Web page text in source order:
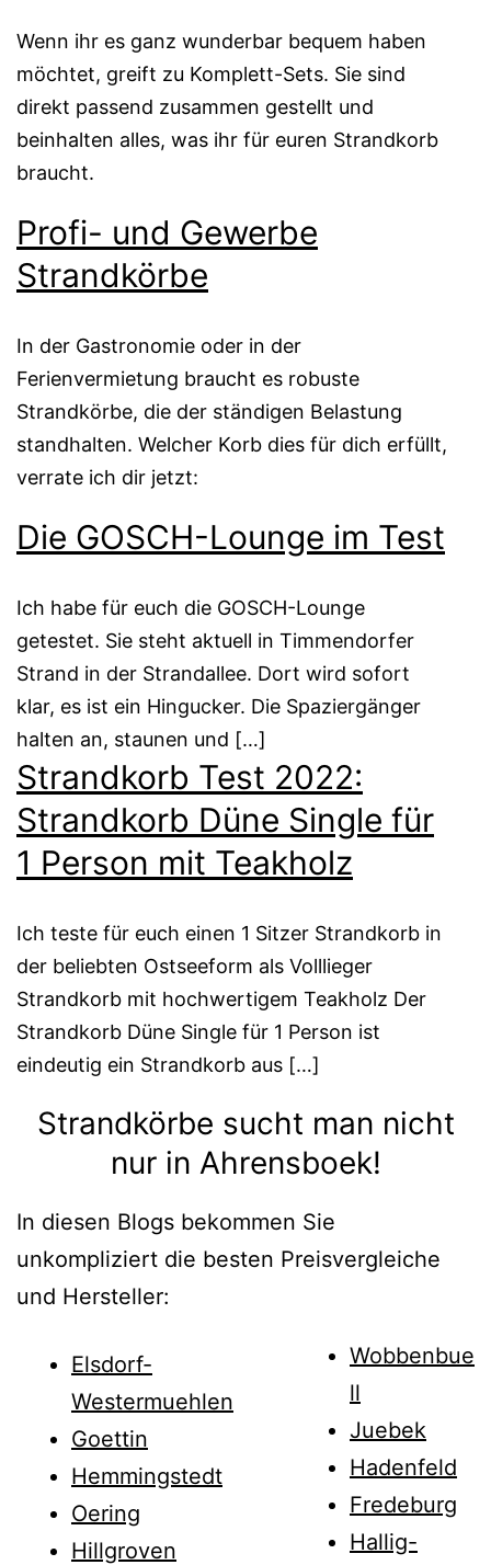
Wenn ihr es ganz wunderbar bequem haben
möchtet, greift zu Komplett-Sets. Sie sind
direkt passend zusammen gestellt und
beinhalten alles, was ihr für euren Strandkorb
braucht.
Profi- und Gewerbe
Strandkörbe
In der Gastronomie oder in der
Ferienvermietung braucht es robuste
Strandkörbe, die der ständigen Belastung
standhalten. Welcher Korb dies für dich erfüllt,
verrate ich dir jetzt:
Die GOSCH-Lounge im Test
Ich habe für euch die GOSCH-Lounge
getestet. Sie steht aktuell in Timmendorfer
Strand in der Strandallee. Dort wird sofort
klar, es ist ein Hingucker. Die Spaziergänger
halten an, staunen und […]
Strandkorb Test 2022:
Strandkorb Düne Single für
1 Person mit Teakholz
Ich teste für euch einen 1 Sitzer Strandkorb in
der beliebten Ostseeform als Volllieger
Strandkorb mit hochwertigem Teakholz Der
Strandkorb Düne Single für 1 Person ist
eindeutig ein Strandkorb aus […]
Strandkörbe sucht man nicht
nur in Ahrensboek!
In diesen Blogs bekommen Sie
unkompliziert die besten Preisvergleiche
und Hersteller:
Elsdorf-
Westermuehlen
Goettin
Hemmingstedt
Oering
Hillgroven
Wobbenbue
ll
Juebek
Hadenfeld
Fredeburg
Hallig-